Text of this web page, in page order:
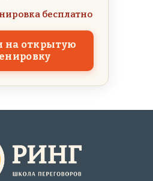
бесплатно
на открытую